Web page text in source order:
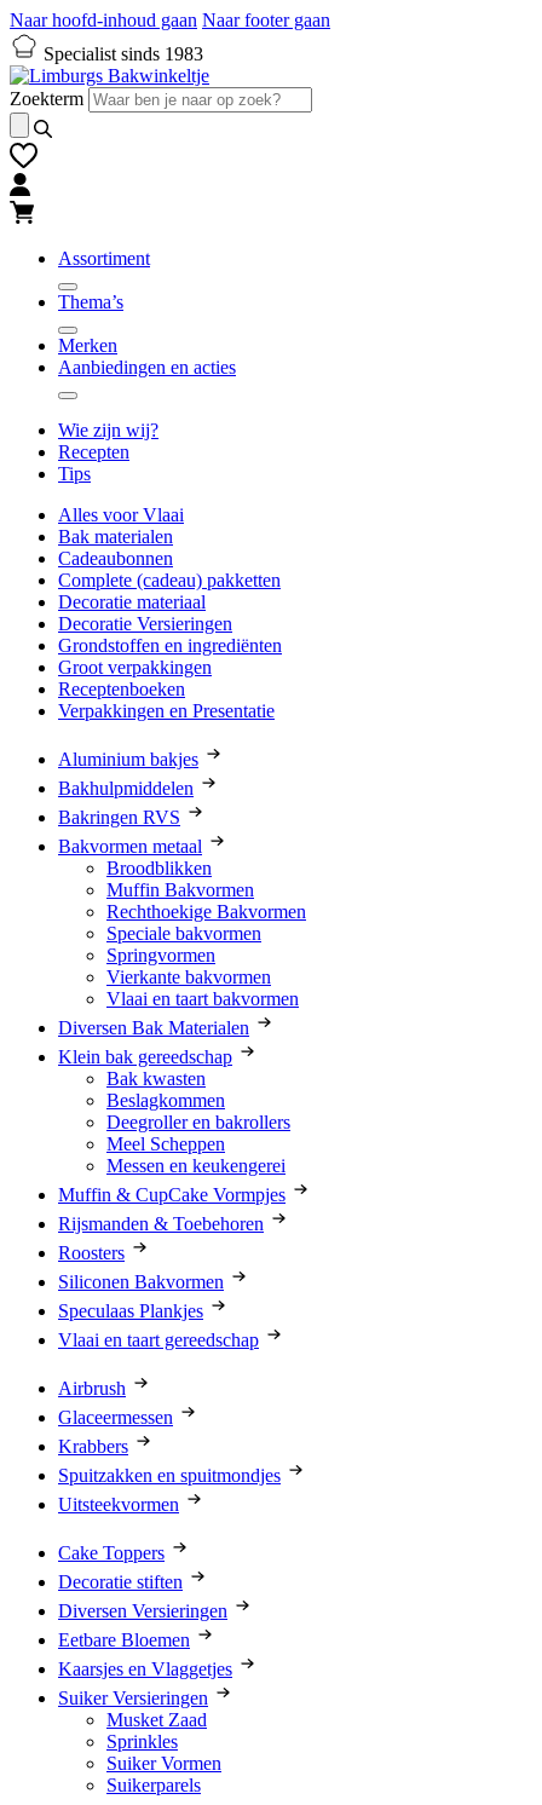
Naar hoofd-inhoud gaan Naar footer gaan
Specialist sinds 1983
Zoekterm
Assortiment
Thema’s
Merken
Aanbiedingen en acties
Wie zijn wij?
Recepten
Tips
Alles voor Vlaai
Bak materialen
Cadeaubonnen
Complete (cadeau) pakketten
Decoratie materiaal
Decoratie Versieringen
Grondstoffen en ingrediënten
Groot verpakkingen
Receptenboeken
Verpakkingen en Presentatie
Aluminium bakjes
Bakhulpmiddelen
Bakringen RVS
Bakvormen metaal
Broodblikken
Muffin Bakvormen
Rechthoekige Bakvormen
Speciale bakvormen
Springvormen
Vierkante bakvormen
Vlaai en taart bakvormen
Diversen Bak Materialen
Klein bak gereedschap
Bak kwasten
Beslagkommen
Deegroller en bakrollers
Meel Scheppen
Messen en keukengerei
Muffin & CupCake Vormpjes
Rijsmanden & Toebehoren
Roosters
Siliconen Bakvormen
Speculaas Plankjes
Vlaai en taart gereedschap
Airbrush
Glaceermessen
Krabbers
Spuitzakken en spuitmondjes
Uitsteekvormen
Cake Toppers
Decoratie stiften
Diversen Versieringen
Eetbare Bloemen
Kaarsjes en Vlaggetjes
Suiker Versieringen
Musket Zaad
Sprinkles
Suiker Vormen
Suikerparels